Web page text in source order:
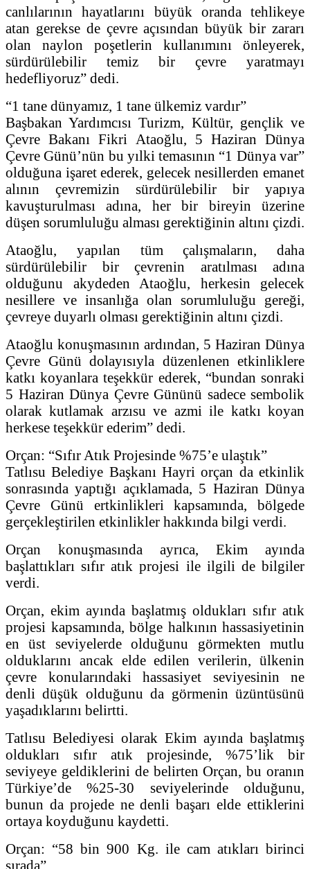
canlılarının hayatlarını büyük oranda tehlikeye
atan gerekse de çevre açısından büyük bir zararı
olan naylon poşetlerin kullanımını önleyerek,
sürdürülebilir temiz bir çevre yaratmayı
hedefliyoruz” dedi.
“1 tane dünyamız, 1 tane ülkemiz vardır”
Başbakan Yardımcısı Turizm, Kültür, gençlik ve
Çevre Bakanı Fikri Ataoğlu, 5 Haziran Dünya
Çevre Günü’nün bu yılki temasının “1 Dünya var”
olduğuna işaret ederek, gelecek nesillerden emanet
alının çevremizin sürdürülebilir bir yapıya
kavuşturulması adına, her bir bireyin üzerine
düşen sorumluluğu alması gerektiğinin altını çizdi.
Ataoğlu, yapılan tüm çalışmaların, daha
sürdürülebilir bir çevrenin aratılması adına
olduğunu akydeden Ataoğlu, herkesin gelecek
nesillere ve insanlığa olan sorumluluğu gereği,
çevreye duyarlı olması gerektiğinin altını çizdi.
Ataoğlu konuşmasının ardından, 5 Haziran Dünya
Çevre Günü dolayısıyla düzenlenen etkinliklere
katkı koyanlara teşekkür ederek, “bundan sonraki
5 Haziran Dünya Çevre Gününü sadece sembolik
olarak kutlamak arzısu ve azmi ile katkı koyan
herkese teşekkür ederim” dedi.
Orçan: “Sıfır Atık Projesinde %75’e ulaştık”
Tatlısu Belediye Başkanı Hayri orçan da etkinlik
sonrasında yaptığı açıklamada, 5 Haziran Dünya
Çevre Günü ertkinlikleri kapsamında, bölgede
gerçekleştirilen etkinlikler hakkında bilgi verdi.
Orçan konuşmasında ayrıca, Ekim ayında
başlattıkları sıfır atık projesi ile ilgili de bilgiler
verdi.
Orçan, ekim ayında başlatmış oldukları sıfır atık
projesi kapsamında, bölge halkının hassasiyetinin
en üst seviyelerde olduğunu görmekten mutlu
olduklarını ancak elde edilen verilerin, ülkenin
çevre konularındaki hassasiyet seviyesinin ne
denli düşük olduğunu da görmenin üzüntüsünü
yaşadıklarını belirtti.
Tatlısu Belediyesi olarak Ekim ayında başlatmış
oldukları sıfır atık projesinde, %75’lik bir
seviyeye geldiklerini de belirten Orçan, bu oranın
Türkiye’de %25-30 seviyelerinde olduğunu,
bunun da projede ne denli başarı elde ettiklerini
ortaya koyduğunu kaydetti.
Orçan: “58 bin 900 Kg. ile cam atıkları birinci
sırada”